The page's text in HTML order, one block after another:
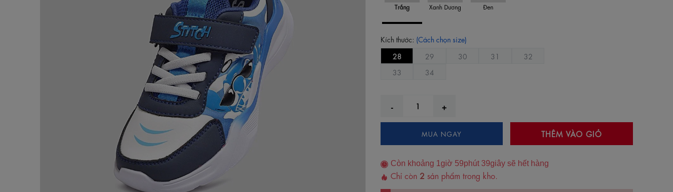
Trắng Xanh Dương Đen
Kích thước: (Cách chọn size)
28
29 30 31
32
33
34
MUA NGAY THÊM VÀO GIỎ
Còn khoảng 1 giờ 59phút 38giây sẽ hết hàng
Chỉ còn 2 sản phẩm trong kho.